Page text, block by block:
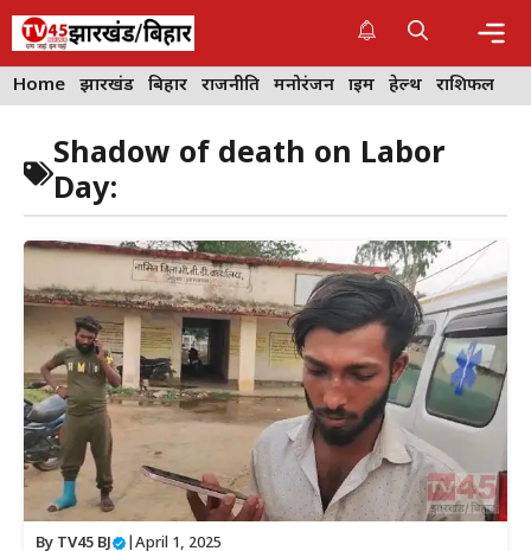
Skip
content
Home झारखंड बिहार राजनीति मनोरंजन क्राइम हेल्थ राशिफल
Shadow of death on Labor
Day:
By TV45 BJ April 1, 2025